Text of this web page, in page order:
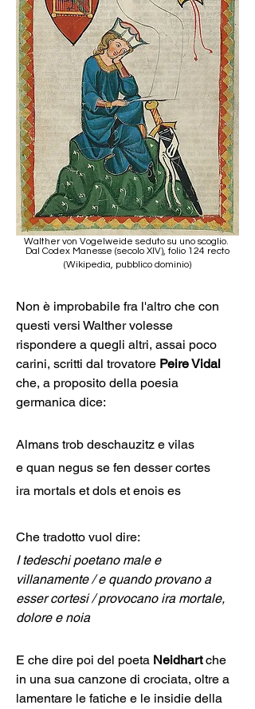
Walther von Vogelweide seduto su uno scoglio.
Dal Codex Manesse (secolo XIV), folio 124 recto
(Wikipedia, pubblico dominio)
Non è improbabile fra l'altro che con
questi versi Walther volesse
rispondere a quegli altri, assai poco
carini, scritti dal trovatore Peire Vidal
che, a proposito della poesia
germanica dice:
Almans trob deschauzitz e vilas
e quan negus se fen desser cortes
ira mortals et dols et enois es
Che tradotto vuol dire:
I tedeschi poetano male e
villanamente / e quando provano a
esser cortesi / provocano ira mortale,
dolore e noia
E che dire poi del poeta Neidhart che
in una sua canzone di crociata, oltre a
lamentare le fatiche e le insidie della